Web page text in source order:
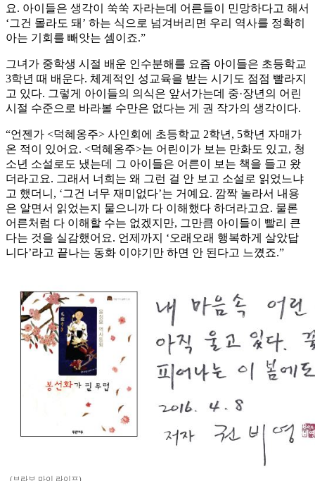
요. 아이들은 생각이 쑥쑥 자라는데 어른들이 민망하다고 해서
‘그건 몰라도 돼’ 하는 식으로 넘겨버리면 우리 역사를 정확히
아는 기회를 빼앗는 셈이죠.”
그녀가 중학생 시절 배운 인수분해를 요즘 아이들은 초등학교
3학년 때 배운다. 체계적인 성교육을 받는 시기도 점점 빨라지
고 있다. 그렇게 아이들의 의식은 앞서가는데 중·장년의 어린
시절 수준으로 바라볼 수만은 없다는 게 권 작가의 생각이다.
“언젠가 <덕혜옹주> 사인회에 초등학교 2학년, 5학년 자매가
온 적이 있어요. <덕혜옹주>는 어린이가 보는 만화도 있고, 청
소년 소설로도 냈는데 그 아이들은 어른이 보는 책을 들고 왔
더라고요. 그래서 너희는 왜 그런 걸 안 보고 소설로 읽었느냐
고 했더니, ‘그건 너무 재미없다’는 거예요. 깜짝 놀라서 내용
은 알면서 읽었는지 물으니까 다 이해했다 하더라고요. 물론
어른처럼 다 이해할 수는 없겠지만, 그만큼 아이들이 빨리 큰
다는 것을 실감했어요. 언제까지 ‘오래오래 행복하게 살았답
니다’라고 끝나는 동화 이야기만 하면 안 된다고 느꼈죠.”
(브라보 마이 라이프)